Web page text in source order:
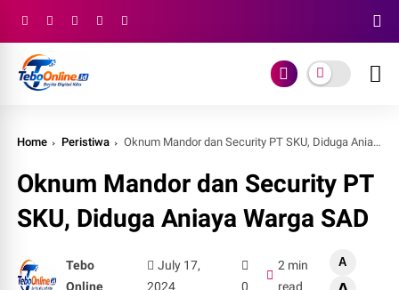
Home Peristiwa Oknum Mandor dan Security PT SKU, Diduga Aniaya Warga SAD
Oknum Mandor dan Security PT
SKU, Diduga Aniaya Warga SAD
Tebo
Online
July 17,
2024
0
2 min
read
A